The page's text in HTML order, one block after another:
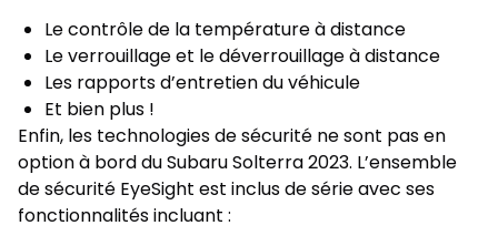
Le contrôle de la température à distance
Le verrouillage et le déverrouillage à distance
Les rapports d’entretien du véhicule
Et bien plus !
Enfin, les technologies de sécurité ne sont pas en
option à bord du Subaru Solterra 2023. L’ensemble
de sécurité EyeSight est inclus de série avec ses
fonctionnalités incluant :